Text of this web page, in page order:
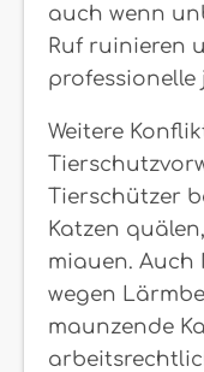
auch wenn
Ruf ruinieren
Weitere
Tierschützer
Katzen
miauen.
wegen
maunzende